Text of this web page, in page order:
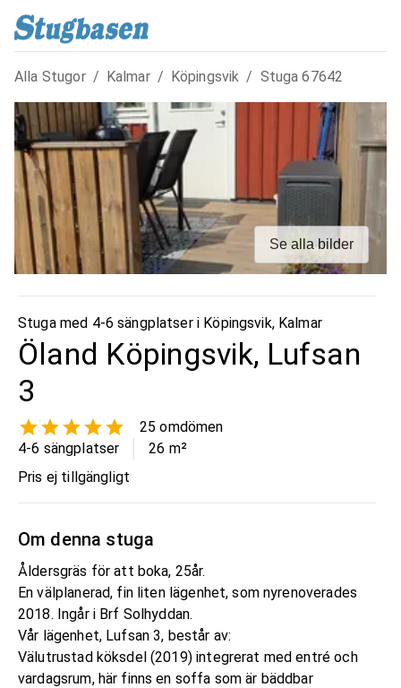
Alla Stugor / Kalmar / Köpingsvik / Stuga67642
Se alla bilder
Stuga med 4-6 sängplatser i Köpingsvik, Kalmar
Öland Köpingsvik, Lufsan
3
25 omdömen
4-6 sängplatser
26 m²
Pris ej tillgängligt
Om denna stuga
Åldersgräs för att boka, 25år.
En välplanerad, fin liten lägenhet, som nyrenoverades
2018. Ingår i Brf Solhyddan.
Vår lägenhet, Lufsan 3, består av:
Välutrustad köksdel (2019) integrerat med entré och
vardagsrum, här finns en soffa som är bäddbar